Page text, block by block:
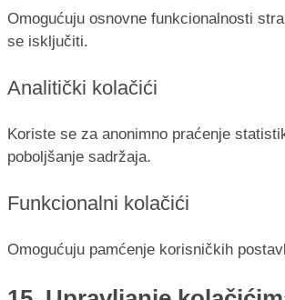
Omogućuju osnovne funkcionalnosti
se isključiti.
Analitički kolačići
Koriste se za anonimno praćenje
poboljšanje sadržaja.
Funkcionalni kolačići
Omogućuju pamćenje korisničkih